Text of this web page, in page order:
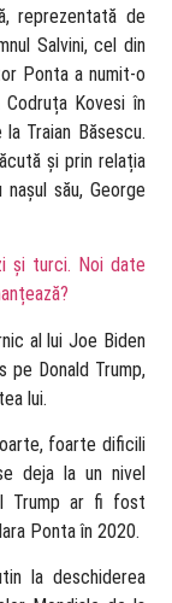
reprezentată de
Salvini, cel din
Ponta a numit-o
Kovesi în
Traian Băsescu.
și prin relația
său, George
și turci. Noi date
al lui Joe Biden
Donald Trump,
lui.
foarte dificili
deja la un nivel
Trump ar fi fost
Ponta în 2020.
la deschiderea